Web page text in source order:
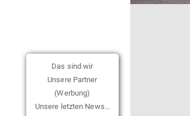
Das sind wir
Unsere Partner
(Werbung)
Unsere letzten News…